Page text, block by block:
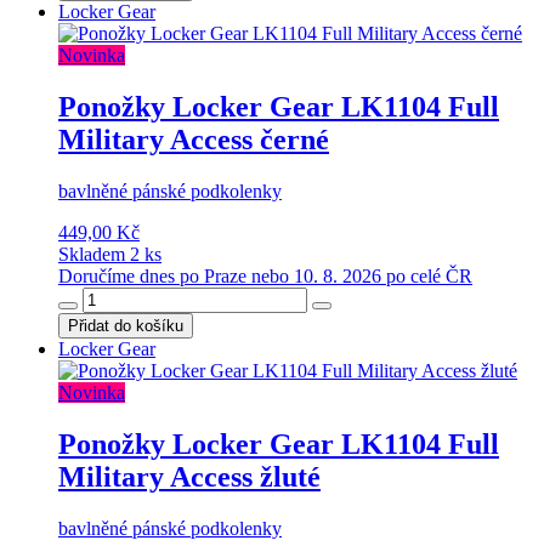
Locker Gear
Novinka
Ponožky Locker Gear LK1104 Full
Military Access černé
bavlněné pánské podkolenky
449,00 Kč
Skladem 2 ks
Doručíme dnes po Praze nebo 10. 8. 2026 po celé ČR
Přidat do košíku
Locker Gear
Novinka
Ponožky Locker Gear LK1104 Full
Military Access žluté
bavlněné pánské podkolenky